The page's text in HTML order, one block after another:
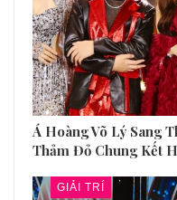
Á Hoàng Võ Lý Sang
Thảm Đỏ Chung Kết
GIẢI TRÍ